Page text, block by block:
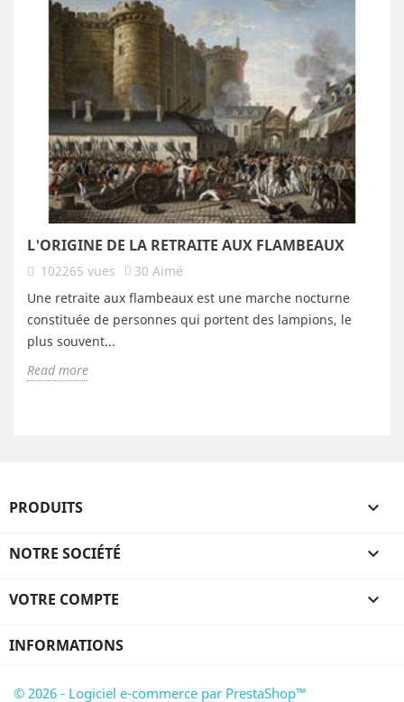
L'ORIGINE DE LA RETRAITE AUX FLAMBEAUX
102265 vues 30 Aimé
Une retraite aux flambeaux est une marche nocturne
constituée de personnes qui portent des lampions, le
plus souvent...
Read more
PRODUITS 
NOTRE SOCIÉTÉ 
VOTRE COMPTE 
INFORMATIONS
© 2026 - Logiciel e-commerce par PrestaShop™